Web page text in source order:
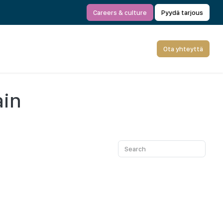
Careers & culture Pyydä tarjous
Ota yhteyttä